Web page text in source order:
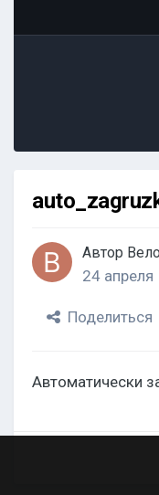
Автор
24 апреля
Поделиться
Автоматически